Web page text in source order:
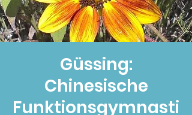
Güssing:
Chinesische
Funktionsgymnasti